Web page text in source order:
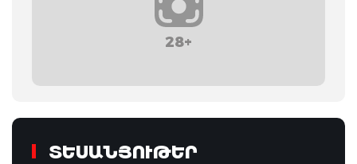
28+
ՏԵՍԱՆՅՈՒԹԵՐ